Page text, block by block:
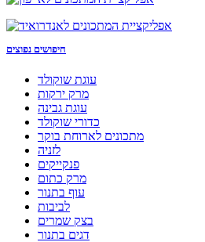
חיפושים נפוצים
עוגת שוקולד
מרק ירקות
עוגת גבינה
כדורי שוקולד
מתכונים לארוחת בוקר
לזניה
פנקייקים
מרק כתום
עוף בתנור
לביבות
בצק שמרים
דגים בתנור